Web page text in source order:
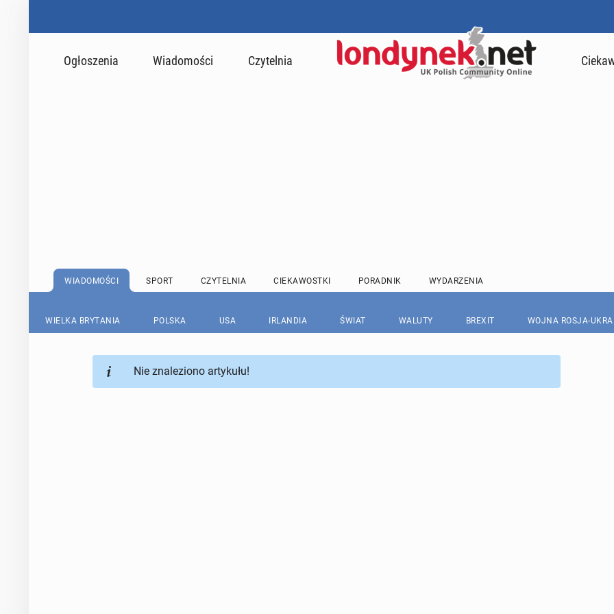
Ogłoszenia Wiadomości Czytelnia
WIADOMOŚCI SPORT CZYTELNIA CIEKAWOSTKI PORADNIK WYDARZENIA
WIELKA BRYTANIA POLSKA USA IRLANDIA ŚWIAT WALUTY BREXIT WOJNA ROSJA-
Nie znaleziono artykułu!